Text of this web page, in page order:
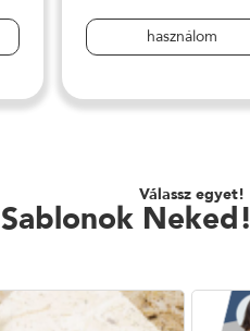
használom
Válassz egyet!
Sablonok Neked!